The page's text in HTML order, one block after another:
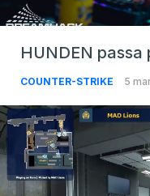
HUNDEN
COUNTER-STRIKE 5